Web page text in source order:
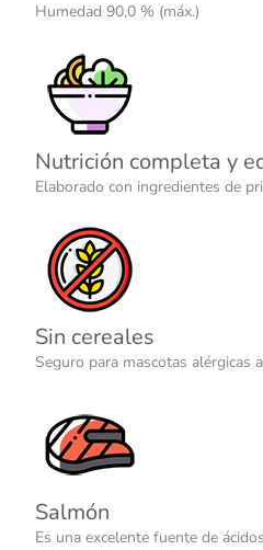
Humedad 90,0 % (máx.)
Nutrición completa y
Elaborado con ingredientes de
Sin cereales
Seguro para mascotas alérgicas
Salmón
Es una excelente fuente de